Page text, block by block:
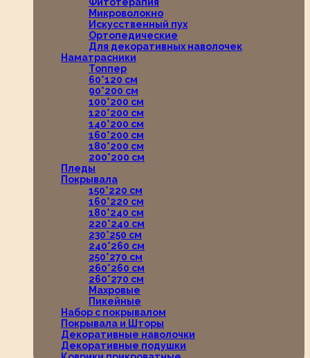
Микроволокно
Искусственный пух
Ортопедические
Для декоративных наволочек
Наматрасники
Топпер
60*120 см
90*200 см
100*200 см
120*200 см
140*200 см
160*200 см
180*200 см
200*200 см
Пледы
Покрывала
150*220 см
160*220 см
180*240 см
220*240 см
230*250 см
240*260 см
250*270 см
260*260 см
260*270 см
Махровые
Пикейные
Набор с покрывалом
Покрывала и Шторы
Декоративные наволочки
Декоративные подушки